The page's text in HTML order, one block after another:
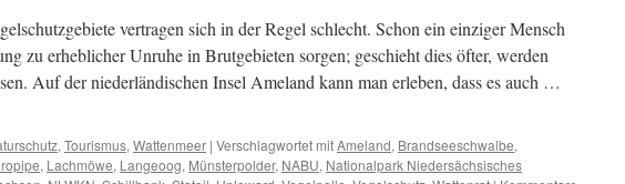
vertragen sich in der Regel schlecht. Schon ein einziger Mensch
zu erheblicher Unruhe in Brutgebieten sorgen; geschieht dies öfter, werden
Auf der niederländischen Insel Ameland kann man erleben, dass es auch …
, Tourismus, Wattenmeer | Verschlagwortet mitAmeland, Brandseeschwalbe,
, Lachmöwe, Langeoog, Münsterpolder, NABU, Nationalpark Niedersächsisches